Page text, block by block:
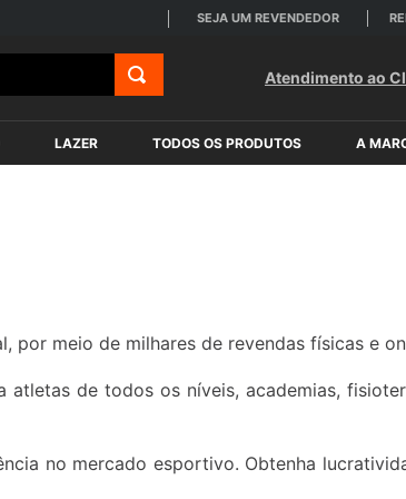
SEJA UM REVENDEDOR
Atendimento ao
LAZER TODOS OS PRODUTOS A
meio de milhares de revendas físicas e
de todos os níveis, academias,
no mercado esportivo. Obtenha